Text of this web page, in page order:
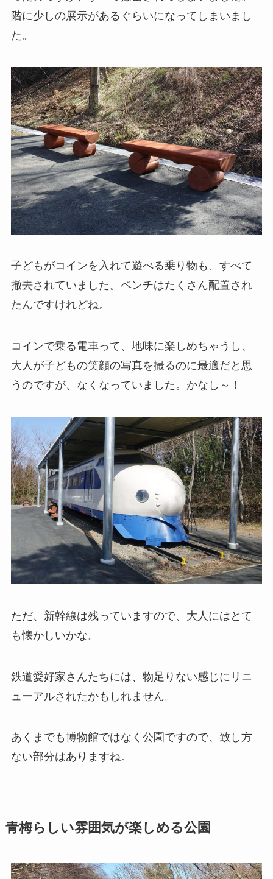
階に少しの展示があるぐらいになってしまいまし
た。
子どもがコインを入れて遊べる乗り物も、すべて
撤去されていました。ベンチはたくさん配置され
たんですけれどね。
コインで乗る電車って、地味に楽しめちゃうし、
大人が子どもの笑顔の写真を撮るのに最適だと思
うのですが、なくなっていました。かなし～！
ただ、新幹線は残っていますので、大人にはとて
も懐かしいかな。
鉄道愛好家さんたちには、物足りない感じにリニ
ューアルされたかもしれません。
あくまでも博物館ではなく公園ですので、致し方
ない部分はありますね。
青梅らしい雰囲気が楽しめる公園